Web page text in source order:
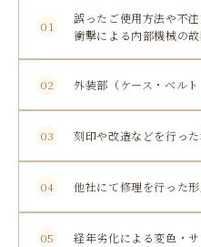
01
誤ったご使用方法や不
衝撃による内部機械の
02 外装部（ケース・ベル
03 刻印や改造などを行っ
04 他社にて修理を行った
05 経年劣化による変色・